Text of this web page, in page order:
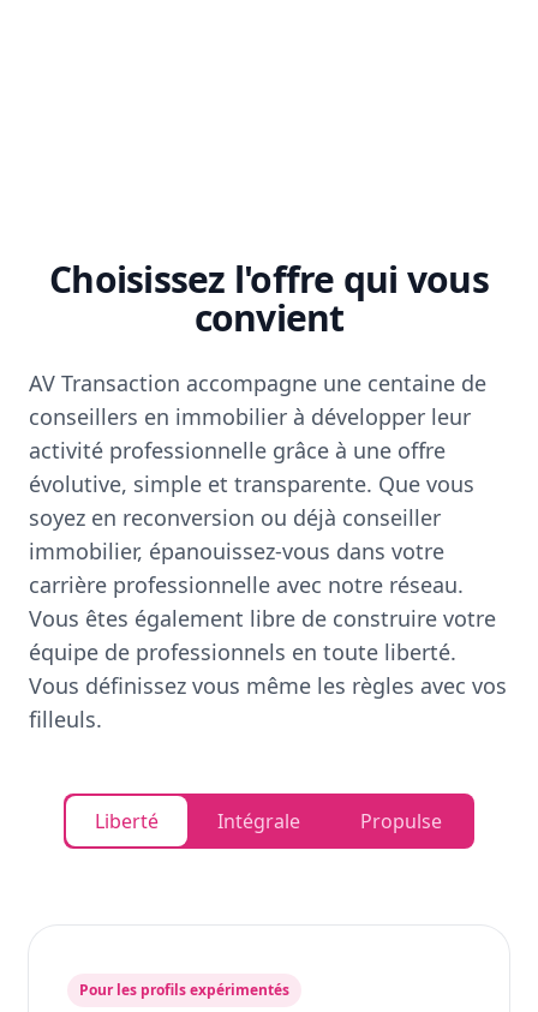
Choisissez l'offre qui vous
convient
AV Transaction accompagne une centaine de
conseillers en immobilier à développer leur
activité professionnelle grâce à une offre
évolutive, simple et transparente. Que vous
soyez en reconversion ou déjà conseiller
immobilier, épanouissez-vous dans votre
carrière professionnelle avec notre réseau.
Vous êtes également libre de construire votre
équipe de professionnels en toute liberté.
Vous définissez vous même les règles avec vos
filleuls.
Liberté Intégrale Propulse
Pour les profils expérimentés